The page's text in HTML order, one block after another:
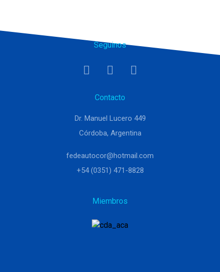
Seguinos
Contacto
Dr. Manuel Lucero 449
Córdoba, Argentina
fedeautocor@hotmail.com
+54 (0351) 471-8828
Miembros